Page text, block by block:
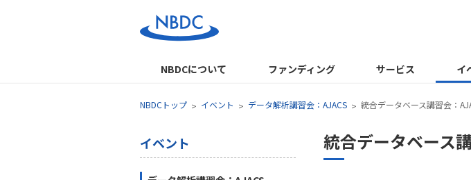
NBDCについて ファンディング サービス イ
NBDCトップ イベント データ解析講習会：AJACS 統合データベース講習会：
統合データベース
イベント